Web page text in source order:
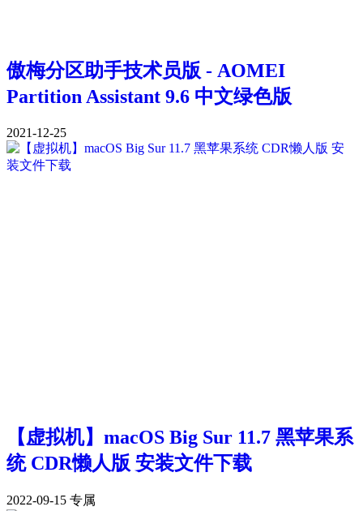
傲梅分区助手技术员版 - AOMEI
Partition Assistant 9.6 中文绿色版
2021-12-25
【虚拟机】macOS Big Sur 11.7 黑苹果系
统 CDR懒人版 安装文件下载
2022-09-15 专属